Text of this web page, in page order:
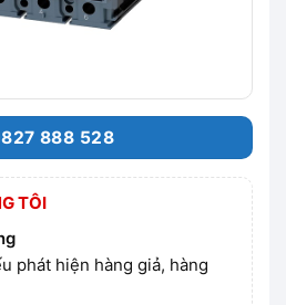
888 528
TÔI
phát hiện hàng giả, hàng